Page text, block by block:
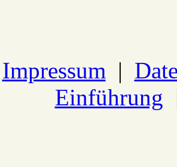
Impressum |
Einführung